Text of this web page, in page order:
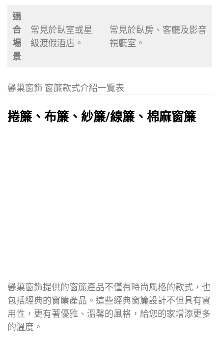
適
合
場
景
常見於臥室或星
級渡假酒店。
常見於臥房、客廳及影音
視廳室。
馨巢窗飾 窗簾款式介紹一覽表
捲簾、布簾、紗簾/線簾、棉麻窗簾
馨巢窗飾提供的窗簾產品不僅有時尚風格的款式，也
包括經典的窗簾產品。這些經典窗簾設計不但具有實
用性，更有著優雅、溫馨的風格，給您的家增添更多
的溫度。